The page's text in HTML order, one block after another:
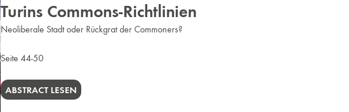
Turins Commons-Richtlinien
Neoliberale Stadt oder Rückgrat der Commoners?
Seite 44-50
ABSTRACT LESEN